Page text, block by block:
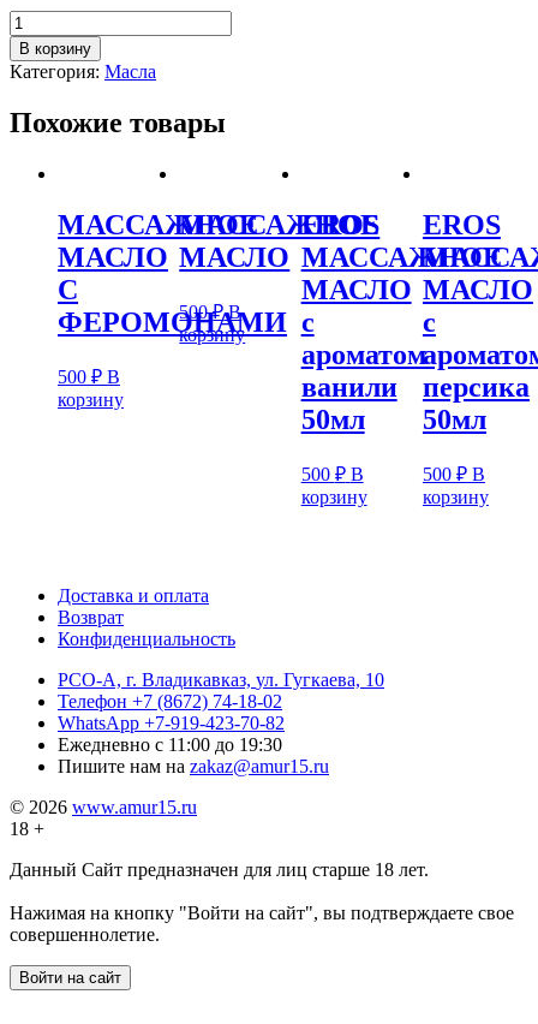
В корзину
Категория: Масла
Похожие товары
МАССАЖНОЕ
МАСЛО
С
ФЕРОМОНАМИ
500 ₽ В
корзину
МАССАЖНОЕ
МАСЛО
500₽ В
корзину
EROS
МАССАЖНОЕ
МАСЛО
с
ароматом
ванили
50мл
500 ₽ В
корзину
EROS
МАСЛО
с
персика
50мл
500 ₽ В
корзину
Доставка и оплата
Возврат
Конфиденциальность
РСО-А, г. Владикавказ, ул. Гугкаева, 10
Телефон +7 (8672) 74-18-02
WhatsApp +7-919-423-70-82
Ежедневно с 11:00 до 19:30
Пишите нам на zakaz@amur15.ru
© 2026 www.amur15.ru
18 +
Данный Сайт предназначен для лиц старше 18 лет.
Нажимая на кнопку "Войти на сайт", вы подтверждаете свое
совершеннолетие.
Войти на сайт